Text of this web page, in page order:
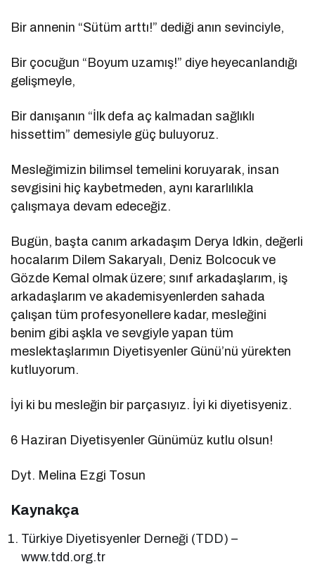
Bir annenin “Sütüm arttı!” dediği anın sevinciyle,
Bir çocuğun “Boyum uzamış!” diye heyecanlandığı
gelişmeyle,
Bir danışanın “İlk defa aç kalmadan sağlıklı
hissettim” demesiyle güç buluyoruz.
Mesleğimizin bilimsel temelini koruyarak, insan
sevgisini hiç kaybetmeden, aynı kararlılıkla
çalışmaya devam edeceğiz.
Bugün, başta canım arkadaşım Derya Idkin, değerli
hocalarım Dilem Sakaryalı, Deniz Bolcocuk ve
Gözde Kemal olmak üzere; sınıf arkadaşlarım, iş
arkadaşlarım ve akademisyenlerden sahada
çalışan tüm profesyonellere kadar, mesleğini
benim gibi aşkla ve sevgiyle yapan tüm
meslektaşlarımın Diyetisyenler Günü’nü yürekten
kutluyorum.
İyi ki bu mesleğin bir parçasıyız. İyi ki diyetisyeniz.
6 Haziran Diyetisyenler Günümüz kutlu olsun!
Dyt. Melina Ezgi Tosun
Kaynakça
Türkiye Diyetisyenler Derneği (TDD) –
www.tdd.org.tr